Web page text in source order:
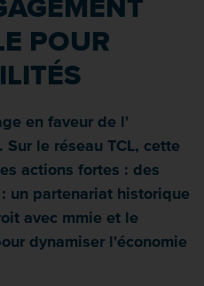
POUR
en faveur de l'
le réseau TCL, cette
actions fortes : des
un partenariat historique
avec mmie et le
dynamiser l'économie